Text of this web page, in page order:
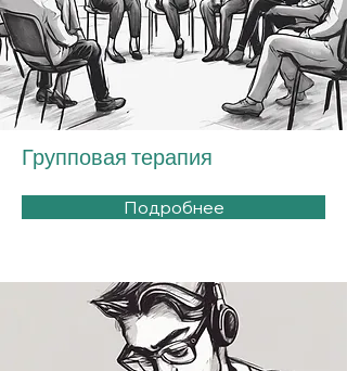
Групповая терапия
Подробнее